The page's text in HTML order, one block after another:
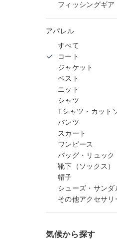
フィッシングギア
アパレル
すべて
コート
ジャケット
ベスト
ニット
シャツ
Tシャツ・カット
パンツ
スカート
ワンピース
バッグ・リュック
靴下（ソックス）
帽子
シューズ・サンダ
その他アクセサリ
気候から探す